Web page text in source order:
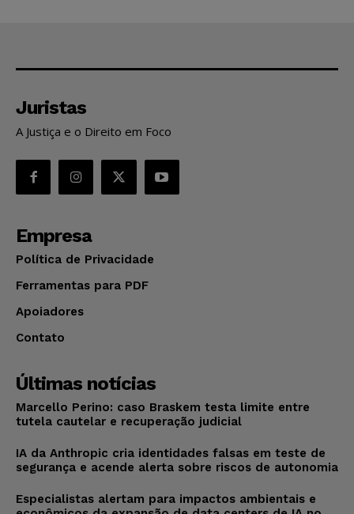
Juristas
A Justiça e o Direito em Foco
Empresa
Política de Privacidade
Ferramentas para PDF
Apoiadores
Contato
Últimas notícias
Marcello Perino: caso Braskem testa limite entre
tutela cautelar e recuperação judicial
IA da Anthropic cria identidades falsas em teste de
segurança e acende alerta sobre riscos de autonomia
Especialistas alertam para impactos ambientais e